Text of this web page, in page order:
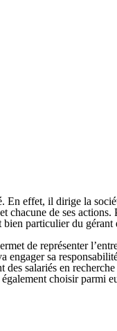
En effet, il dirige la
chacune de ses actions.
particulier du
de représenter
engager sa
salariés en
choisir parmi